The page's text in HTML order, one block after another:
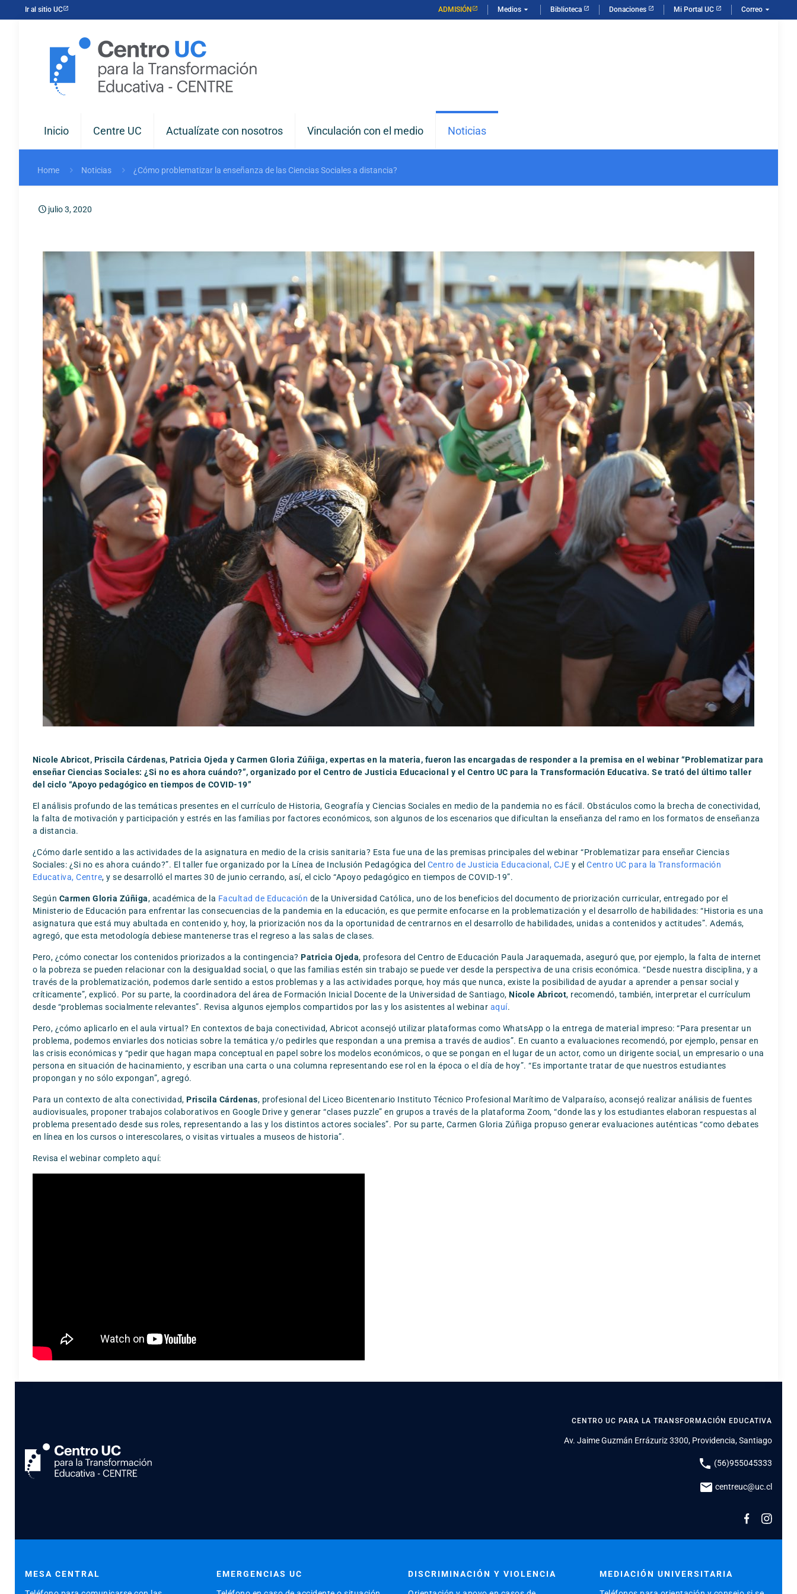
Ir al sitio UC ADMISIÓN Medios arrow_drop_down Biblioteca Donaciones Mi Portal UC Correo arrow_drop_down
Inicio Centre UC Actualízate con nosotros Vinculación con el medio Noticias
Home Noticias ¿Cómo problematizar la enseñanza de las Ciencias Sociales a distancia?
julio 3, 2020
Nicole Abricot, Priscila Cárdenas, Patricia Ojeda y Carmen Gloria Zúñiga, expertas en la materia, fueron las encargadas de responder a la premisa en el webinar “Problematizar para
enseñar Ciencias Sociales: ¿Si no es ahora cuándo?”, organizado por el Centro de Justicia Educacional y el Centro UC para la Transformación Educativa. Se trató del último taller
del ciclo “Apoyo pedagógico en tiempos de COVID-19”
El análisis profundo de las temáticas presentes en el currículo de Historia, Geografía y Ciencias Sociales en medio de la pandemia no es fácil. Obstáculos como la brecha de conectividad,
la falta de motivación y participación y estrés en las familias por factores económicos, son algunos de los escenarios que dificultan la enseñanza del ramo en los formatos de enseñanza
a distancia.
¿Cómo darle sentido a las actividades de la asignatura en medio de la crisis sanitaria? Esta fue una de las premisas principales del webinar “Problematizar para enseñar Ciencias
Sociales: ¿Si no es ahora cuándo?”. El taller fue organizado por la Línea de Inclusión Pedagógica del Centro de Justicia Educacional, CJE y elCentro UC para la Transformación
Educativa, Centre, y se desarrolló el martes 30 de junio cerrando, así, el ciclo “Apoyo pedagógico en tiempos de COVID-19”.
Según Carmen Gloria Zúñiga, académica de la Facultad de Educación de la Universidad Católica, uno de los beneficios del documento de priorización curricular, entregado por el
Ministerio de Educación para enfrentar las consecuencias de la pandemia en la educación, es que permite enfocarse en la problematización y el desarrollo de habilidades: “Historia es una
asignatura que está muy abultada en contenido y, hoy, la priorización nos da la oportunidad de centrarnos en el desarrollo de habilidades, unidas a contenidos y actitudes”. Además,
agregó, que esta metodología debiese mantenerse tras el regreso a las salas de clases.
Pero, ¿cómo conectar los contenidos priorizados a la contingencia?Patricia Ojeda, profesora del Centro de Educación Paula Jaraquemada, aseguró que, por ejemplo, la falta de internet
o la pobreza se pueden relacionar con la desigualdad social, o que las familias estén sin trabajo se puede ver desde la perspectiva de una crisis económica. “Desde nuestra disciplina, y a
través de la problematización, podemos darle sentido a estos problemas y a las actividades porque, hoy más que nunca, existe la posibilidad de ayudar a aprender a pensar social y
críticamente”, explicó. Por su parte, la coordinadora del área de Formación Inicial Docente de la Universidad de Santiago,Nicole Abricot, recomendó, también, interpretar el currículum
desde “problemas socialmente relevantes”. Revisa algunos ejemplos compartidos por las y los asistentes al webinar aquí.
Pero, ¿cómo aplicarlo en el aula virtual? En contextos de baja conectividad, Abricot aconsejó utilizar plataformas como WhatsApp o la entrega de material impreso: “Para presentar un
problema, podemos enviarles dos noticias sobre la temática y/o pedirles que respondan a una premisa a través de audios”. En cuanto a evaluaciones recomendó, por ejemplo, pensar en
las crisis económicas y “pedir que hagan mapa conceptual en papel sobre los modelos económicos, o que se pongan en el lugar de un actor, como un dirigente social, un empresario o una
persona en situación de hacinamiento, y escriban una carta o una columna representando ese rol en la época o el día de hoy”. “Es importante tratar de que nuestros estudiantes
propongan y no sólo expongan”, agregó.
Para un contexto de alta conectividad,Priscila Cárdenas, profesional del Liceo Bicentenario Instituto Técnico Profesional Marítimo de Valparaíso, aconsejó realizar análisis de fuentes
audiovisuales, proponer trabajos colaborativos en Google Drive y generar “clases puzzle” en grupos a través de la plataforma Zoom, “donde las y los estudiantes elaboran respuestas al
problema presentado desde sus roles, representando a las y los distintos actores sociales”. Por su parte, Carmen Gloria Zúñiga propuso generar evaluaciones auténticas “como debates
en línea en los cursos o interescolares, o visitas virtuales a museos de historia”.
Revisa el webinar completo aquí:
CENTRO UC PARA LA TRANSFORMACIÓN EDUCATIVA
Av. Jaime Guzmán Errázuriz 3300, Providencia, Santiago
phone (56)955045333
mail centreuc@uc.cl
MESA CENTRAL EMERGENCIAS UC DISCRIMINACIÓN Y VIOLENCIA MEDIACIÓN UNIVERSITARIA